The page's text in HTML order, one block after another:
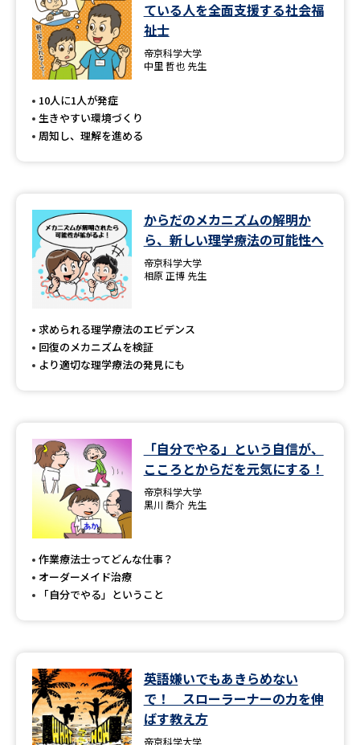
学問のミニ講義「夢ナビ講義」 学問分野解説
学問の教科書 夢ナビライブ
Ｑ＆Ａ よくあるご質問
テレメール
お支払いサイト
個人情報取扱規定
特定商取引表記
テレメール進学カタログ
訂正のご案内
ている人を全面支援する社会福
祉士
帝京科学大学
中里 哲也 先生
10人に1人が発症
生きやすい環境づくり
周知し、理解を進める
からだのメカニズムの解明か
ら、新しい理学療法の可能性へ
帝京科学大学
相原 正博 先生
求められる理学療法のエビデンス
回復のメカニズムを検証
より適切な理学療法の発見にも
「自分でやる」という自信が、
こころとからだを元気にする！
帝京科学大学
黒川 喬介 先生
作業療法士ってどんな仕事？
オーダーメイド治療
「自分でやる」ということ
英語嫌いでもあきらめない
で！ スローラーナーの力を伸
ばす教え方
帝京科学大学